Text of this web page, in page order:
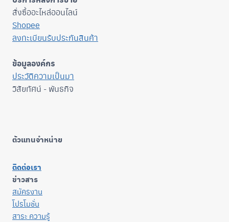
สั่งซื้ออะไหล่ออนไลน์
Shopee
ลงทะเบียนรับประกันสินค้า
ข้อมูลองค์กร
ประวัติความเป็นมา
วิสัยทัศน์ - พันธกิจ
ตัวแทนจำหน่าย
ติดต่อเรา
ข่าวสาร
สมัครงาน
โปรโมชั่น
สาระ ความรู้